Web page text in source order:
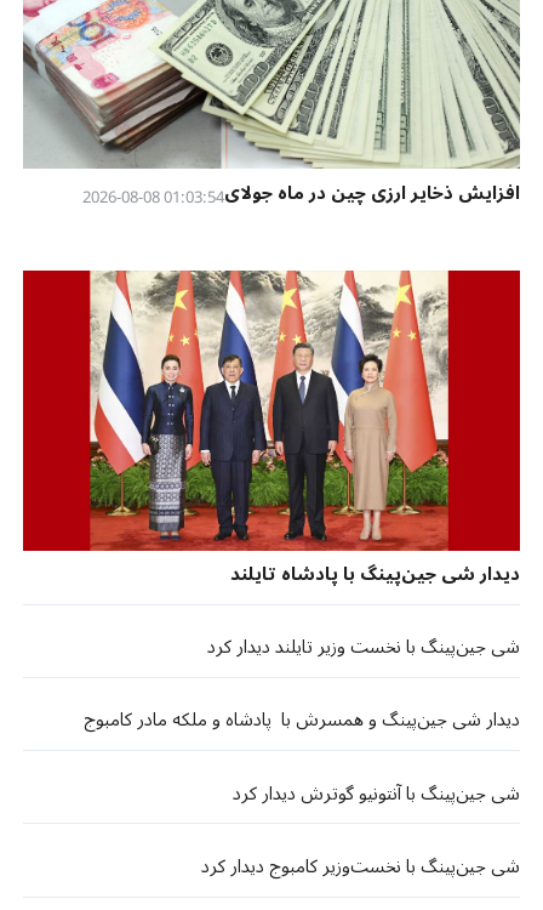
افزایش ذخایر ارزی چین در ماه جولای01:03:54 2026-08-08
دیدار شی جین‌پینگ با پادشاه تایلند
شی جین‌پینگ با نخست وزیر تایلند دیدار کرد
دیدار شی جین‌پینگ و همسرش با پادشاه و ملکه مادر کامبوج
شی جین‌پینگ با آنتونیو گوترش دیدار کرد
شی جین‌پینگ با نخست‌وزیر کامبوج دیدار کرد